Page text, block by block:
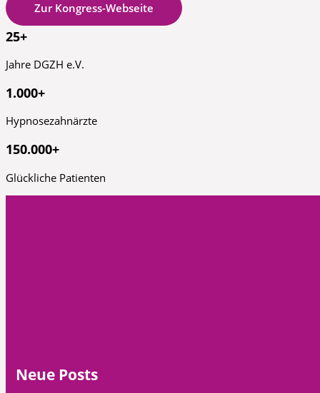
Zur Kongress-Webseite
25+
Jahre DGZH e.V.
1.000+
Hypnosezahnärzte
150.000+
Glückliche Patienten
Neue Posts